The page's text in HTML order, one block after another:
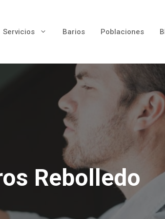
Servicios Barios Poblaciones
Rebolledo